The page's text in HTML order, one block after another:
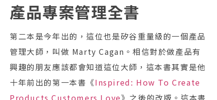
產品專案管理全書
第二本是今年出的，這位也是矽谷重量級的一個產品
管理大師，叫做 Marty Cagan。‌‌相信對於做產品有
興趣的朋友應該都會知道這位大師，這本書其實是他
十年前出的第一本書《Inspired: How To Create